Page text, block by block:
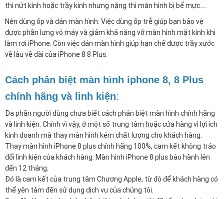
thì nứt kính hoặc trầy kính nhưng nặng thì màn hình bị bể mực….
Nên dùng ốp và dán màn hình: Việc dùng ốp trễ giúp bạn bảo vệ
được phần lưng vỏ máy và giảm khả năng vỡ màn hình mặt kính khi
làm rơi iPhone. Còn việc dán màn hình giúp hạn chế được trầy xước
về lâu về dài của iPhone 8 8 Plus.
Cách phân biệt màn hình iphone 8, 8 Plus
chính hãng và linh kiện:
Đa phần người dùng chưa biết cách phân biệt màn hình chính hãng
và linh kiện. Chính vì vậy, ở một số trung tâm hoặc cửa hàng vì lợi ích
kinh doanh mà thay màn hình kém chất lượng cho khách hàng.
Thay màn hình iPhone 8 plus chính hãng 100%, cam kết không tráo
đổi linh kiện của khách hàng. Màn hình iPhone 8 plus bảo hành lên
đến 12 tháng.
Đó là cam kết của trung tâm Chương Apple, từ đó để khách hàng có
thể yên tâm đến sử dụng dịch vụ của chúng tôi.